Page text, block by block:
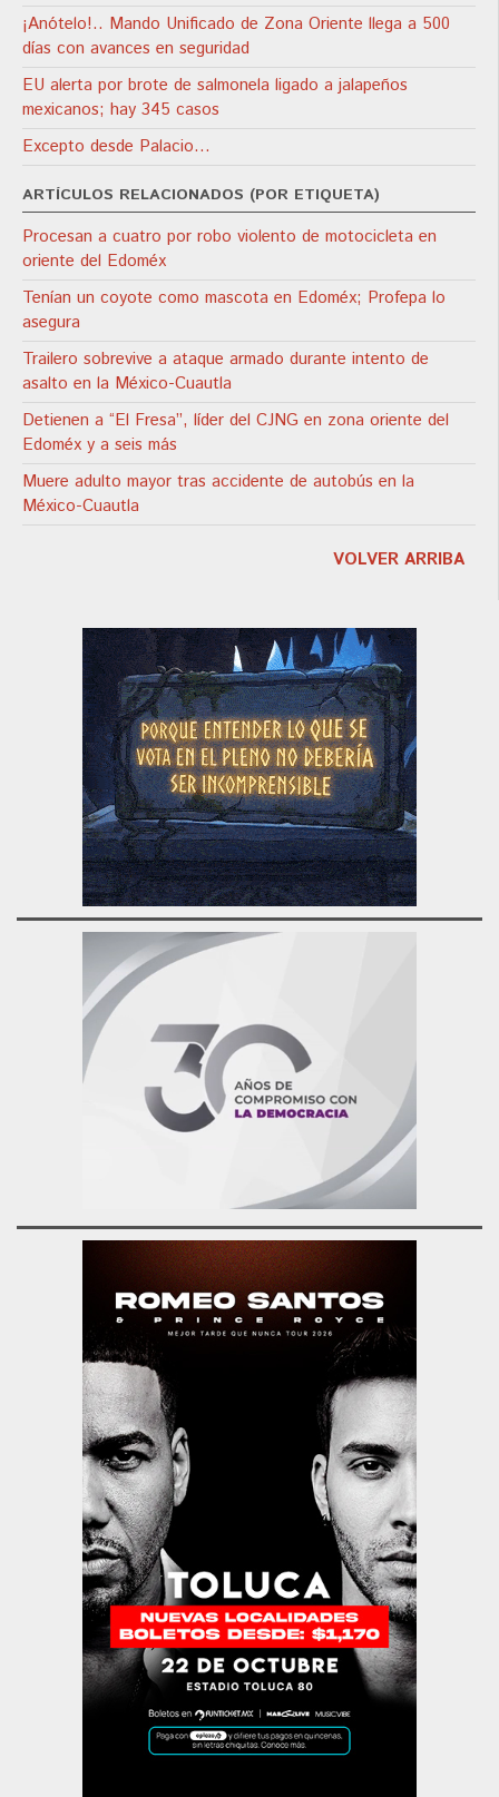
¡Anótelo!.. Mando Unificado de Zona Oriente llega a 500
días con avances en seguridad
EU alerta por brote de salmonela ligado a jalapeños
mexicanos; hay 345 casos
Excepto desde Palacio…
ARTÍCULOS RELACIONADOS (POR ETIQUETA)
Procesan a cuatro por robo violento de motocicleta en
oriente del Edoméx
Tenían un coyote como mascota en Edoméx; Profepa lo
asegura
Trailero sobrevive a ataque armado durante intento de
asalto en la México-Cuautla
Detienen a “El Fresa”, líder del CJNG en zona oriente del
Edoméx y a seis más
Muere adulto mayor tras accidente de autobús en la
México-Cuautla
VOLVER ARRIBA